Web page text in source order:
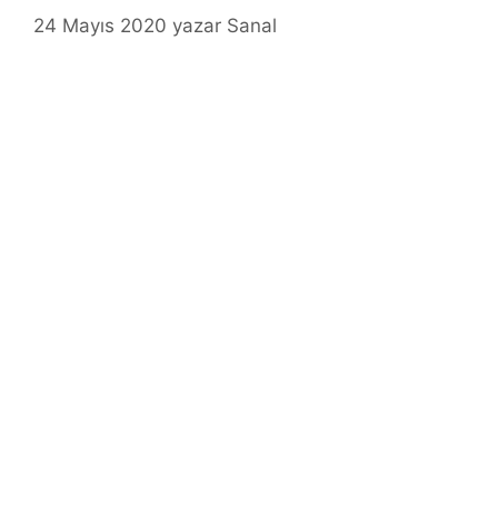
24 Mayıs 2020 yazar Sanal